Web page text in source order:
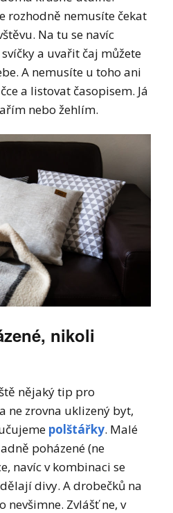
rozhodně nemusíte čekat
Na tu se navíc
a uvařit čaj můžete
A nemusíte u toho ani
a listovat časopisem. Já
nebo žehlím.
nikoli
nějaký tip pro
ne zrovna uklizený byt,
polštářky. Malé
poházené (ne
navíc v kombinaci se
divy. A drobečků na
nevšimne. Zvlášť ne, v